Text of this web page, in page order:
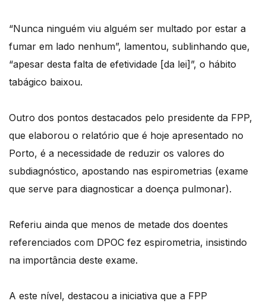
“Nunca ninguém viu alguém ser multado por estar a
fumar em lado nenhum”, lamentou, sublinhando que,
“apesar desta falta de efetividade [da lei]”, o hábito
tabágico baixou.
Outro dos pontos destacados pelo presidente da FPP,
que elaborou o relatório que é hoje apresentado no
Porto, é a necessidade de reduzir os valores do
subdiagnóstico, apostando nas espirometrias (exame
que serve para diagnosticar a doença pulmonar).
Referiu ainda que menos de metade dos doentes
referenciados com DPOC fez espirometria, insistindo
na importância deste exame.
A este nível, destacou a iniciativa que a FPP